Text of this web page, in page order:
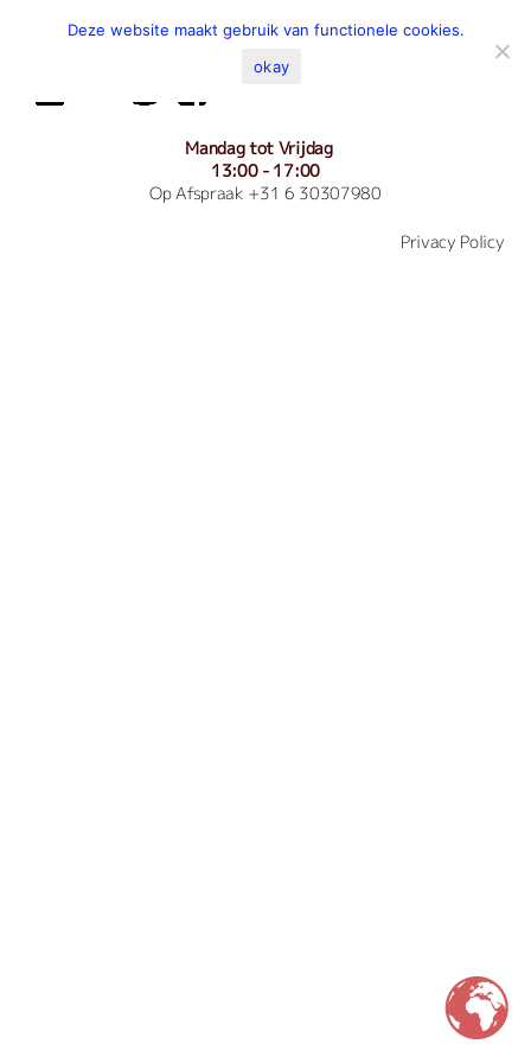
Mandag tot Vrijdag
13:00 - 17:00
Op Afspraak +31 6 30307980
Privacy Policy
Deze website maakt gebruik van functionele cookies.
okay